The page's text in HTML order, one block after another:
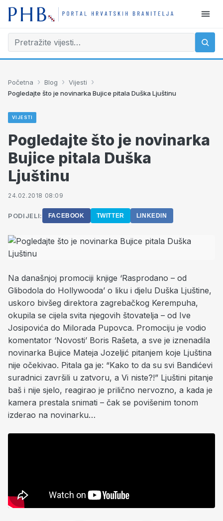
Početna › Blog › Vijesti ›
Pogledajte što je novinarka Bujice pitala Duška Ljuštinu
VIJESTI
Pogledajte što je novinarka
Bujice pitala Duška
Ljuštinu
24.02.2018 08:09
PODIJELI: FACEBOOK TWITTER LINKEDIN
Na današnjoj promociji knjige ‘Rasprodano – od
Glibodola do Hollywooda’ o liku i djelu Duška Ljuštine,
uskoro bivšeg direktora zagrebačkog Kerempuha,
okupila se cijela svita njegovih štovatelja – od Ive
Josipovića do Milorada Pupovca. Promociju je vodio
komentator ‘Novosti’ Boris Rašeta, a sve je iznenadila
novinarka Bujice Mateja Jozeljić pitanjem koje Ljuština
nije očekivao. Pitala ga je: “Kako to da su svi Bandićevi
suradnici završili u zatvoru, a Vi niste?!” Ljuštini pitanje
baš i nije sjelo, reagirao je prilično nervozno, a kada je
kamera prestala snimati – čak se povišenim tonom
izderao na novinarku…